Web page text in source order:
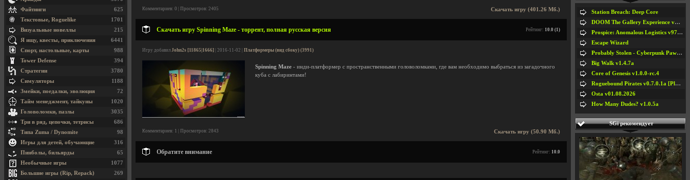
Скачать игру (401.26 Мб.)
Комментариев: 0 | Просмотров: 2405
Скачать игру Spinning Maze - торрент, полная русская версия Рейтинг: 10.0 (1)
Игру добавил John2s [11865|1666] | 2016-11-02 | Платформеры (вид сбоку) (3991)
Spinning Maze - инди-платформер с пространственными головоломками, где вам необходимо выбраться из загадочного
куба с лабиринтами!
Скачать игру (50.90 Мб.)
Комментариев: 1 | Просмотров: 2843
Обратите внимание Рейтинг: 10.0
625
Файтинги
1701
Текстовые, Roguelike
215
Визуальные новеллы
6441
Я ищу, квесты, приключения
988
Спорт, настольные, карты
394
Tower Defense
3780
Стратегии
1188
Симуляторы
72
Змейки, поедалки, эволюция
1020
Тайм менеджмент, тайкуны
3035
Головоломки, пазлы
686
Три в ряд, цепочки, тетрисы
98
Типа Zuma / Dynomite
316
Игры для детей, обучающие
65
Пинболы, бильярды
1077
Необычные игры
269
Большие игры (Rip, Repack)
Station Breach: Deep Core
DOOM The Gallery Experience v1.4.2
Prospice: Anomalous Logistics v97 [Playtest]
Escape Wizard
Probably Stolen - Cyberpunk Pawnshop Simulator v048c [Playtest]
Big Walk v1.4.7a
Core of Genesis v1.0.0-rc.4
Roguebound Pirates v0.7.0.1a [Playtest]
Osta v01.08.2026
How Many Dudes? v1.0.5a
SGi рекомендует